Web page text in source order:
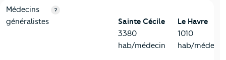
5-Commerces
Critères Sainte Cécile
Médecins
généralistes
?
Sainte Cécile
3380
hab/médecin
Le Havre
1010
hab/médecin